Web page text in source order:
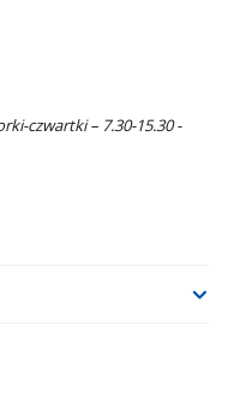
czwartki – 7.30-15.30 -